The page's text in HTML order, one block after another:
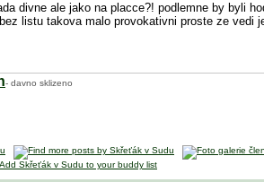
divne ale jako na placce?! podlemne by byli
listu takova malo provokativni proste ze vedi
- davno sklizeno